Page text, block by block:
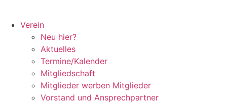
Verein
Neu hier?
Aktuelles
Termine/Kalender
Mitgliedschaft
Mitglieder werben Mitglieder
Vorstand und Ansprechpartner